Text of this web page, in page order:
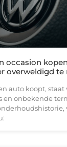
occasion
overweldigd te
auto koopt, staat
en onbekende